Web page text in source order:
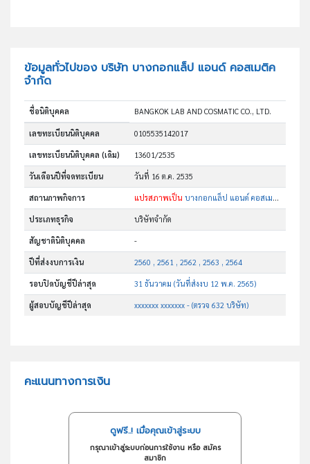
ข้อมูลทั่วไปของ บริษัท บางกอกแล็ป แอนด์ คอสเมติค
จำกัด
ชื่อนิติบุคคล BANGKOK LAB AND COSMATIC CO., LTD.
เลขทะเบียนนิติบุคคล 0105535142017
เลขทะเบียนนิติบุคคล (เดิม) 13601/2535
วันเดือนปีที่จดทะเบียน วันที่ 16 ต.ค. 2535
สถานภาพกิจการ แปรสภาพเป็นบางกอกแล็ป แอนด์ คอสเมติค จำกัด (มหาชน)
ประเภทธุรกิจ บริษัทจำกัด
สัญชาตินิติบุคคล -
ปีที่ส่งงบการเงิน 2560 , 2561 , 2562 , 2563 , 2564
รอบปิดบัญชีปีล่าสุด 31 ธันวาคม (วันที่ส่งงบ 12 พ.ค. 2565)
ผู้สอบบัญชีปีล่าสุด xxxxxxx xxxxxxx - (ตรวจ 632 บริษัท)
คะแนนทางการเงิน
ดูฟรี..! เมื่อคุณเข้าสู่ระบบ
กรุณาเข้าสู่ระบบก่อนการใช้งาน หรือ สมัคร
สมาชิก